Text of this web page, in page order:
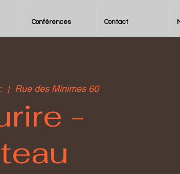
Conférences Contact
  |
Rue des Minimes 60
-